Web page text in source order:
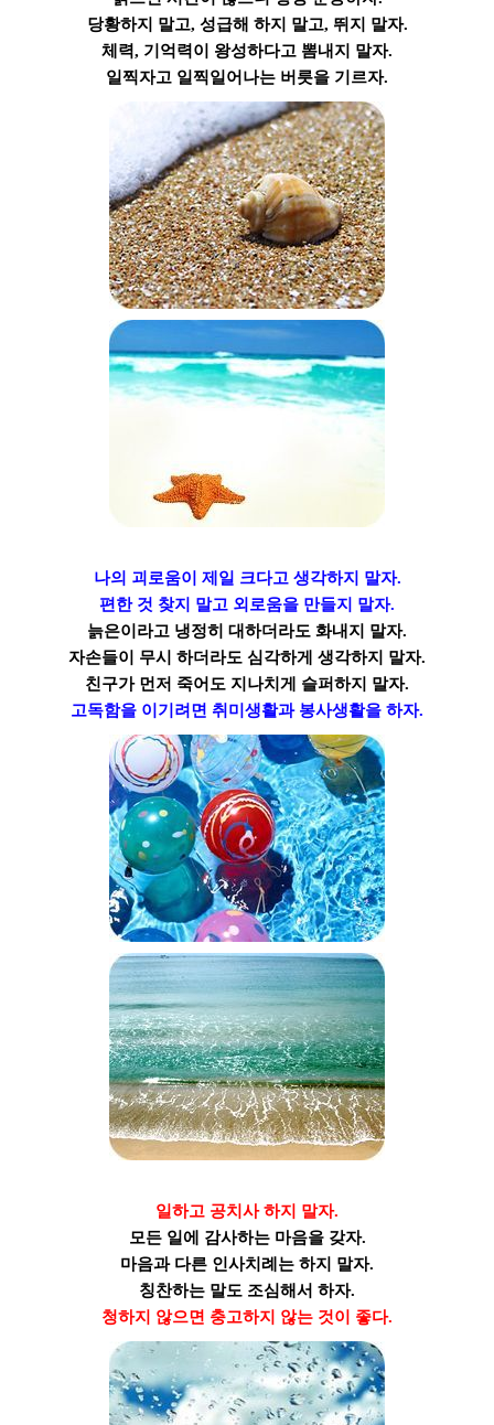
당황하지 말고, 성급해 하지 말고, 뛰지 말자.
체력, 기억력이 왕성하다고 뽐내지 말자.
일찍자고 일찍일어나는 버릇을 기르자.
나의 괴로움이 제일 크다고 생각하지 말자.
편한 것 찾지 말고 외로움을 만들지 말자.
늙은이라고 냉정히 대하더라도 화내지 말자.
자손들이 무시 하더라도 심각하게 생각하지 말자.
친구가 먼저 죽어도 지나치게 슬퍼하지 말자.
고독함을 이기려면 취미생활과 봉사생활을 하자.
일하고 공치사 하지 말자.
모든 일에 감사하는 마음을 갖자.
마음과 다른 인사치례는 하지 말자.
칭찬하는 말도 조심해서 하자.
청하지 않으면 충고하지 않는 것이 좋다.